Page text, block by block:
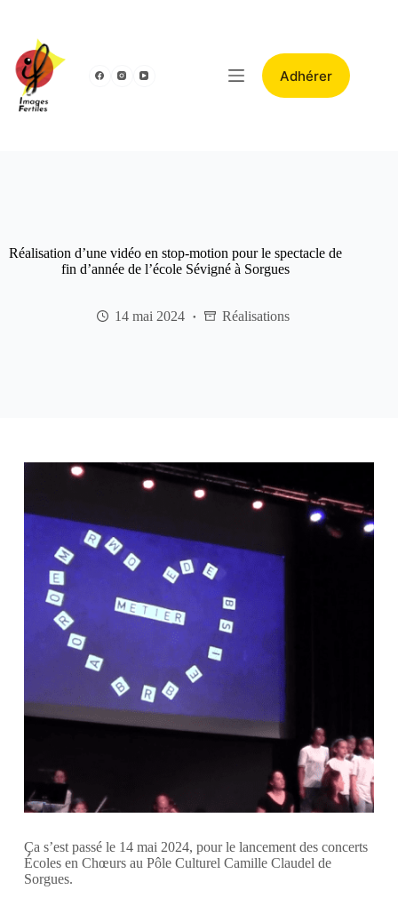
Adhérer
Réalisation d’une vidéo en stop-motion pour le spectacle de
fin d’année de l’école Sévigné à Sorgues
14 mai 2024 Réalisations
Ça s’est passé le 14 mai 2024, pour le lancement des concerts
Écoles en Chœurs au Pôle Culturel Camille Claudel de
Sorgues.